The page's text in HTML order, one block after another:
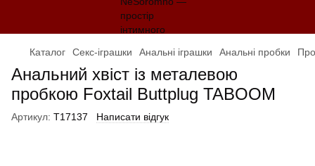
Каталог Секс-іграшки Анальні іграшки Анальні пробки
Анальний хвіст із металевою
пробкою Foxtail Buttplug TABOOM
Артикул: T17137 Написати відгук